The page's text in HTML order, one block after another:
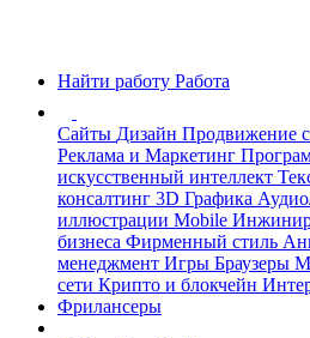
Найти работу Работа
Сайты Дизайн Продвижение
Реклама и Маркетинг
искусственный интеллект
консалтинг 3D Графика
иллюстрации Mobile
бизнеса Фирменный стиль
менеджмент Игры Браузеры
сети Крипто и блокчейн
Фрилансеры